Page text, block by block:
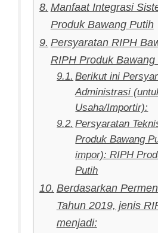
Manfaat Integrasi
Produk Bawang Putih
Persyaratan RIPH
RIPH Produk Bawang
Berikut ini
Administrasi
Usaha/Importir):
Persyaratan
Produk Bawang
impor): RIPH
Putih
Berdasarkan
Tahun 2019, jenis
menjadi: